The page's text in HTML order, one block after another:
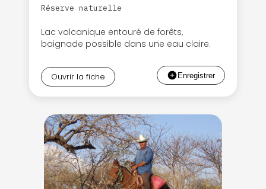
Réserve naturelle
Lac volcanique entouré de forêts,
baignade possible dans une eau claire.
Ouvrir la fiche